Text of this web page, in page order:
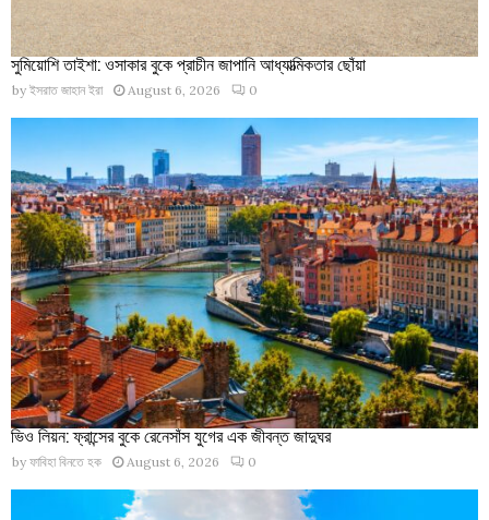
সুমিয়োশি তাইশা: ওসাকার বুকে প্রাচীন জাপানি আধ্যাত্মিকতার ছোঁয়া
by ইসরাত জাহান ইরা August 6, 2026 0
ভিও লিয়ন: ফ্রান্সের বুকে রেনেসাঁস যুগের এক জীবন্ত জাদুঘর
by ফাবিহা বিনতে হক August 6, 2026 0